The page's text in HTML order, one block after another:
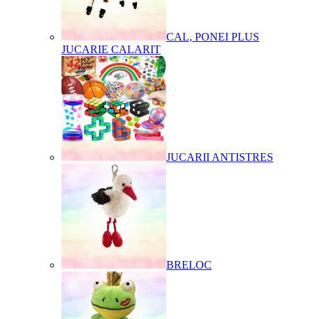
CAL, PONEI PLUS
JUCARIE CALARIT
JUCARII ANTISTRES
BRELOC